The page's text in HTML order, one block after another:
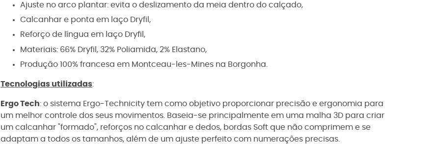
Ajuste no arco plantar: evita o deslizamento da meia dentro do calçado,
Calcanhar e ponta em laço Dryfil,
Reforço de língua em laço Dryfil,
Materiais: 66% Dryfil, 32% Poliamida, 2% Elastano,
Produção 100% francesa em Montceau-les-Mines na Borgonha.
Tecnologias utilizadas:
Ergo Tech: o sistema Ergo-Technicity tem como objetivo proporcionar precisão e ergonomia para
um melhor controle dos seus movimentos. Baseia-se principalmente em uma malha 3D para criar
um calcanhar "formado", reforços no calcanhar e dedos, bordas Soft que não comprimem e se
adaptam a todos os tamanhos, além de um ajuste perfeito com numerações precisas.